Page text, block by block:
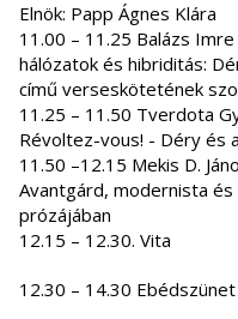
Elnök: Papp Ágnes Klára
11.00 – 11.25 Balázs
hálózatok és hibriditás:
című verseskötetének
11.25 – 11.50 Tverdota
Révoltez-vous! - Déry és
11.50 –12.15 Mekis D.
Avantgárd, modernista
prózájában
12.15 – 12.30. Vita
12.30 – 14.30 Ebédszünet